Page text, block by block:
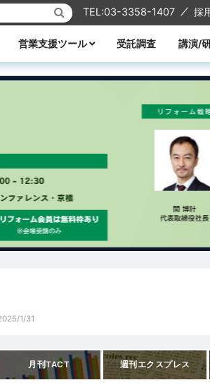
TEL:03-3358-1407 採
住宅メーカーの競争力分析
アパート業界の競争力分析
住宅メーカーの商品力分析
住宅商品総覧
TACTホームビルダー経営白書
住宅FC・VCの最新動向
全国住宅市場ハンドブック
全国NO.1ホームビルダー大全集
ビルダー・工務店着工ランキング大全
都道府県別 住宅市場基礎データ
ー
営業支援ツール
TACTテレビ
営業ノウハウ
受託調査 講演/
講演
研修
コンサ
講師紹
1/31
ー記事検索サービスをスタートいたしました
版】発売中止のお知らせ 2022/10/13
月刊TACT 週刊エクスプレス